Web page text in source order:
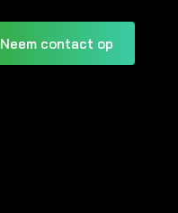
Neem contact op